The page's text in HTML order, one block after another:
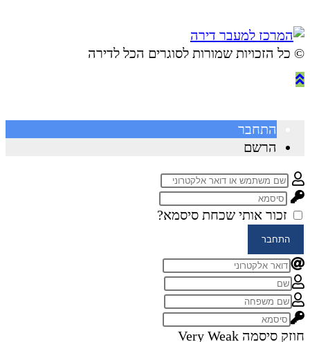
© ​כל הזכויות שמורות לסוגרים הכל לדירה
התחבר
הרשם
זכור אותי שכחת סיסמא?
התחבר
חוזק סיסמה Very Weak